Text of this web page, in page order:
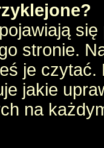
stronie.
je czytać.
jakie
na